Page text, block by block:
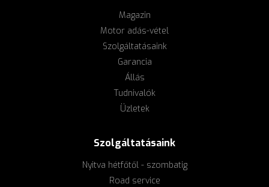
Magazin
Motor adás-vétel
Szolgáltatásaink
Garancia
Állás
Tudnivalók
Üzletek
Szolgáltatásaink
Nyitva hétfőtől - szombatig
Road service